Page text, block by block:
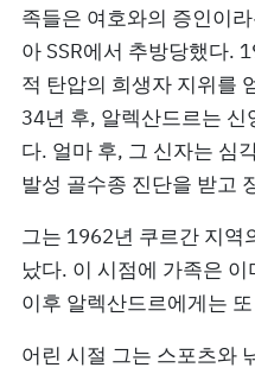
족들은 여호와의 증인이
아 SSR에서 추방당했다.
적 탄압의 희생자 지위를
34년 후, 알렉산드르는 신
다. 얼마 후, 그 신자는 심
발성 골수종 진단을 받고
그는 1962년 쿠르간 지역
났다. 이 시점에 가족은
이후 알렉산드르에게는
어린 시절 그는 스포츠와